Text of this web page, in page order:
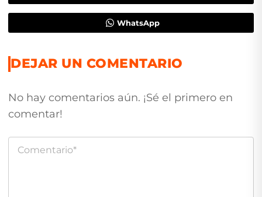
WhatsApp
DEJAR UN COMENTARIO
No hay comentarios aún. ¡Sé el primero en
comentar!